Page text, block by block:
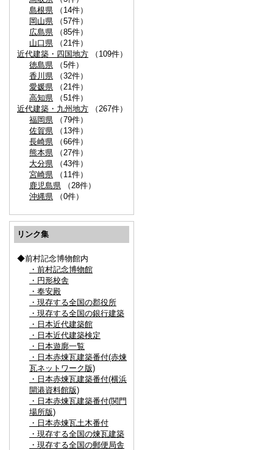
島根県 （14件）
岡山県 （57件）
広島県 （85件）
山口県 （21件）
近代建築・四国地方 （109件）
徳島県 （5件）
香川県 （32件）
愛媛県 （21件）
高知県 （51件）
近代建築・九州地方 （267件）
福岡県 （79件）
佐賀県 （13件）
長崎県 （66件）
熊本県 （27件）
大分県 （43件）
宮崎県 （11件）
鹿児島県 （28件）
沖縄県 （0件）
リンク集
◆前村記念博物館内
・前村記念博物館
・円形校舎
・奉安殿
・現存する全国の郡役所
・現存する全国の銀行建築
・日本近代建築館
・日本近代建築検定
・日本遊廓一覧
・日本赤煉瓦建築番付(赤煉
瓦ネットワーク版)
・日本赤煉瓦建築番付(横浜
開港資料館版)
・日本赤煉瓦建築番付(関門
場所版)
・日本赤煉瓦土木番付
・現存する全国の煉瓦建築
・現存する全国の郵便局舎